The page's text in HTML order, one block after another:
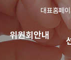
대표홈페이
위원회안내